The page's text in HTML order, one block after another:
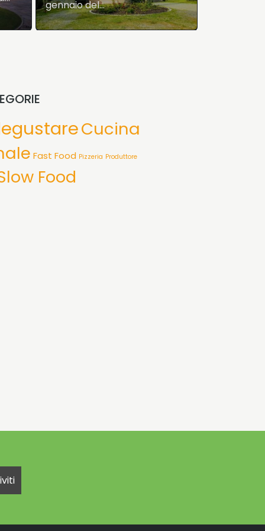
meraviglie storiche…
Cucina
Fast Food Pizzeria Produttore
Food